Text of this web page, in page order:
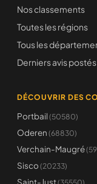
Nos classements
Toutes les régions
Tous les
Derniers avis postés
DÉCOUVRIR DES
Portbail (50580)
Oderen (68830)
Verchain-Maugré
Sisco (20233)
Saint-Just